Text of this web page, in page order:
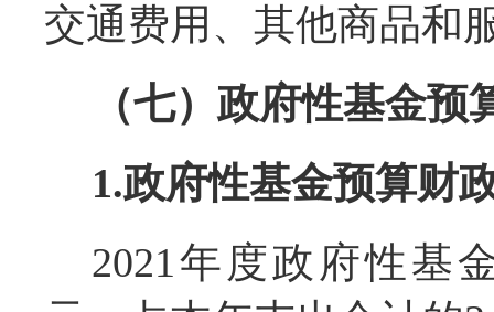
交通费用、其他商品和
（七）政府性基金
1.政府性基金预算财
2021年度政府性基